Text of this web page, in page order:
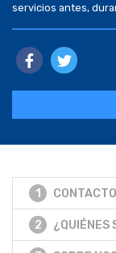
servicios antes,
1 CONTACTO
2 ¿QUIÉNES